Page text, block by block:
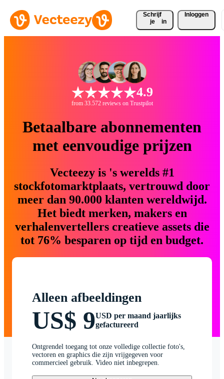
Schrijf
je
in
Inloggen
4.9
from 33.572 reviews on Trustpilot
Betaalbare abonnementen
met eenvoudige prijzen
Vecteezy is 's werelds #1
stockfotomarktplaats, vertrouwd door
meer dan 90.000 klanten wereldwijd.
Het biedt merken, makers en
verhalenvertellers creatieve assets die
tot 76% besparen op tijd en budget.
Alleen afbeeldingen
US$ 9USD per maand jaarlijks
gefactureerd
Ontgrendel toegang tot onze volledige collectie foto's,
vectoren en graphics die zijn vrijgegeven voor
commercieel gebruik. Video niet inbegrepen.